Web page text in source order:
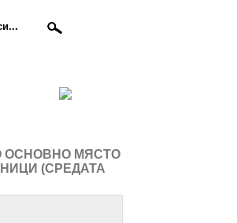
ОСНОВНО МЯСТО
(СРЕДАТА